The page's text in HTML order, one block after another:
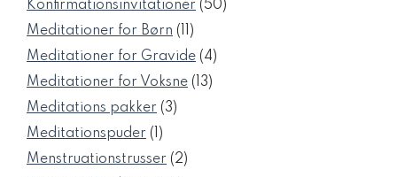
Konfirmationsinvitationer 5050
Meditationer for Børn 1111
varer
Meditationer for Gravide 44
Meditationer for Voksne 1313
Meditations pakker 33
Meditationspuder 11
vare
Menstruationstrusser 22